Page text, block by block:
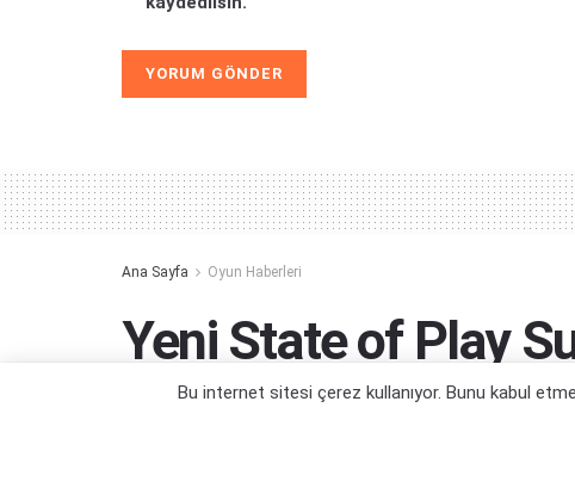
Ana Sayfa Oyun Haberleri
Yeni State of Play
Sonunda
Bu internet sitesi çerez kullanıyor. Bunu kabul